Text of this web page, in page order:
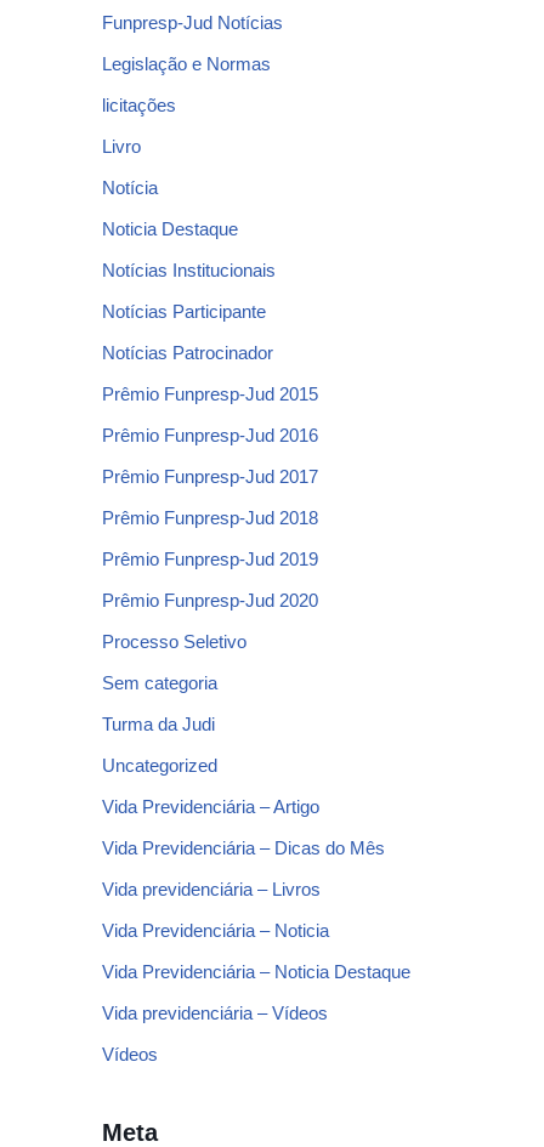
Funpresp-Jud Notícias
Legislação e Normas
licitações
Livro
Notícia
Noticia Destaque
Notícias Institucionais
Notícias Participante
Notícias Patrocinador
Prêmio Funpresp-Jud 2015
Prêmio Funpresp-Jud 2016
Prêmio Funpresp-Jud 2017
Prêmio Funpresp-Jud 2018
Prêmio Funpresp-Jud 2019
Prêmio Funpresp-Jud 2020
Processo Seletivo
Sem categoria
Turma da Judi
Uncategorized
Vida Previdenciária – Artigo
Vida Previdenciária – Dicas do Mês
Vida previdenciária – Livros
Vida Previdenciária – Noticia
Vida Previdenciária – Noticia Destaque
Vida previdenciária – Vídeos
Vídeos
Meta